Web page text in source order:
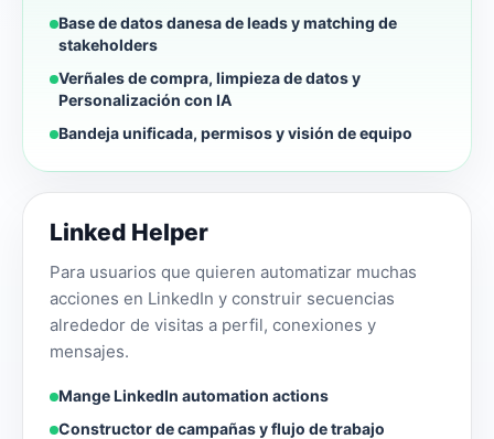
Base de datos danesa de leads y matching de
stakeholders
Verñales de compra, limpieza de datos y
Personalización con IA
Bandeja unificada, permisos y visión de equipo
Linked Helper
Para usuarios que quieren automatizar muchas
acciones en LinkedIn y construir secuencias
alrededor de visitas a perfil, conexiones y
mensajes.
Mange LinkedIn automation actions
Constructor de campañas y flujo de trabajo